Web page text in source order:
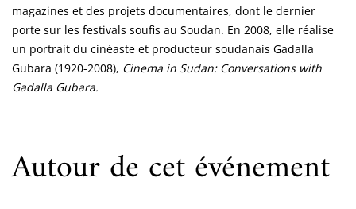
magazines et des projets documentaires, dont le dernier
porte sur les festivals soufis au Soudan. En 2008, elle réalise
un portrait du cinéaste et producteur soudanais Gadalla
Gubara (1920-2008), Cinema in Sudan: Conversations with
Gadalla Gubara.
Autour de cet événement